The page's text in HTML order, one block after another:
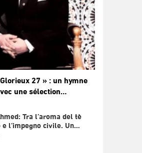
27 » : un hymne
une sélection…
Tra l’aroma del tè
l’impegno civile. Un…